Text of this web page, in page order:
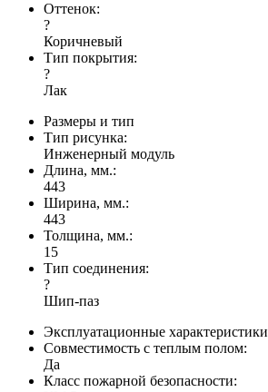
Оттенок:
?
Коричневый
Тип покрытия:
?
Лак
Размеры и тип
Тип рисунка:
Инженерный модуль
Длина, мм.:
443
Ширина, мм.:
443
Толщина, мм.:
15
Тип соединения:
?
Шип-паз
Эксплуатационные характеристики
Совместимость с теплым полом:
Да
Класс пожарной безопасности: